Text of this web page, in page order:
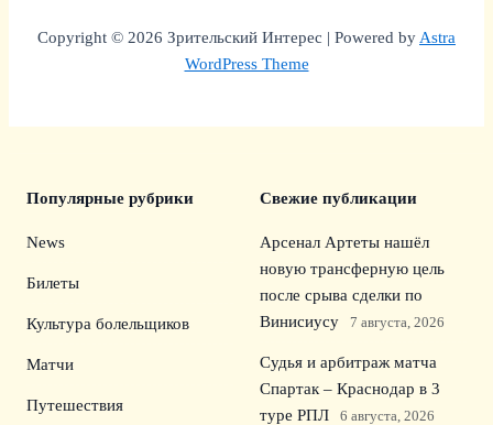
Copyright © 2026 Зрительский Интерес | Powered byAstra
WordPress Theme
Популярные рубрики
News
Билеты
Культура болельщиков
Матчи
Путешествия
Свежие публикации
Арсенал Артеты нашёл
новую трансферную цель
после срыва сделки по
Винисиусу
7 августа, 2026
Судья и арбитраж матча
Спартак – Краснодар в 3
туре РПЛ
6 августа, 2026